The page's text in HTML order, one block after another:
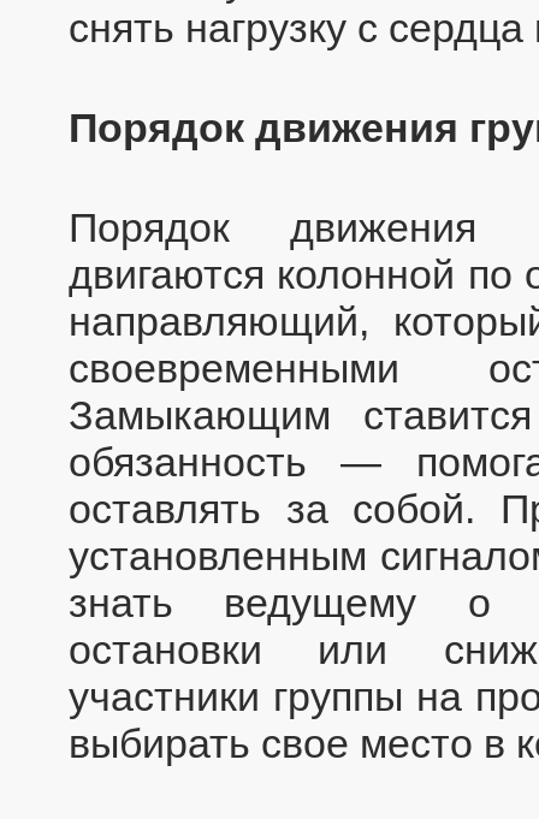
снять нагрузку с
Порядок движения
Порядок движения
двигаются колонной по
направляющий,
своевременными
Замыкающим
обязанность —
оставлять за собой.
установленным
знать ведущему о
остановки или
участники группы на
выбирать свое место в